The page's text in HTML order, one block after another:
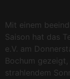
Mit einem
Saison hat das
e.V. am
Bochum
strahlendem